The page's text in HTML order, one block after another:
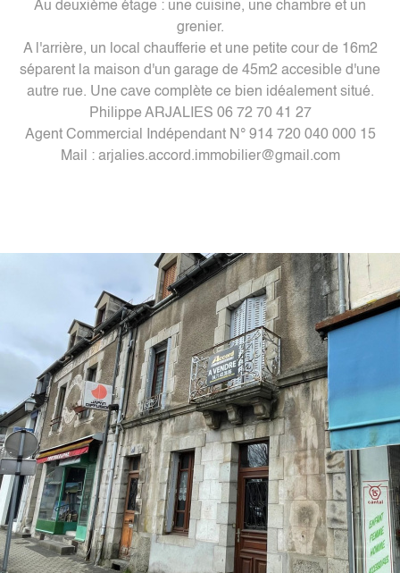
Au deuxième étage : une cuisine, une chambre et un
grenier.
A l'arrière, un local chaufferie et une petite cour de 16m2
séparent la maison d'un garage de 45m2 accesible d'une
autre rue. Une cave complète ce bien idéalement situé.
Philippe ARJALIES 06 72 70 41 27
Agent Commercial Indépendant N° 914 720 040 000 15
Mail : arjalies.accord.immobilier@gmail.com